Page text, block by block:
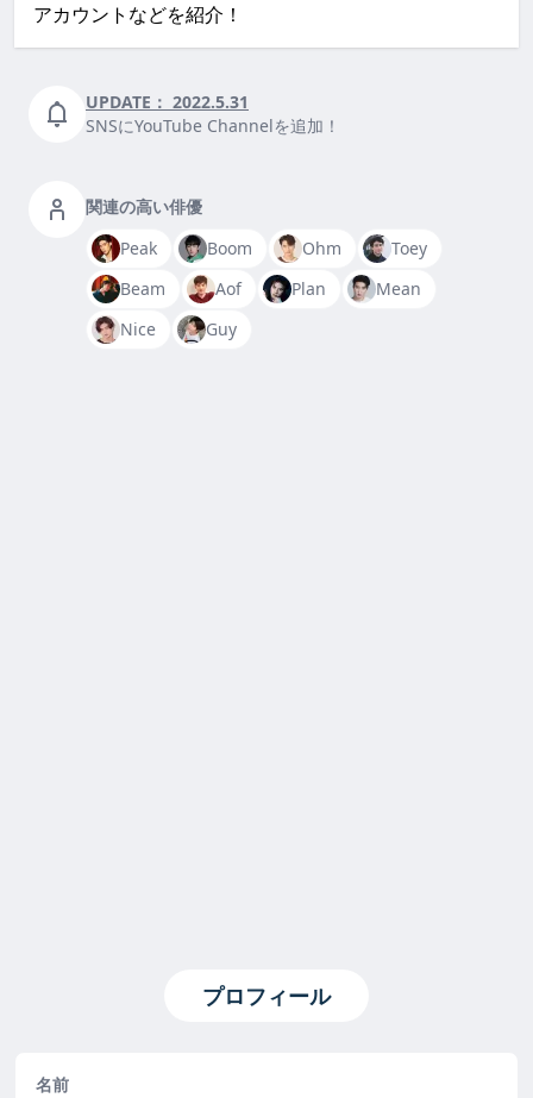
アカウントなどを紹介！
UPDATE： 2022.5.31
SNSにYouTube Channelを追加！
関連の高い俳優
Peak
Boom Ohm
Toey
Beam
Aof Plan
Mean
Nice
Guy
プロフィール
名前